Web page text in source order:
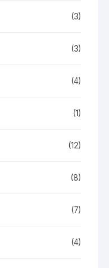
(3)
(3)
(4)
(1)
(12)
(8)
(7)
(4)